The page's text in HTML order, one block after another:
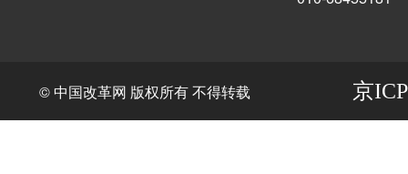
© 中国改革网 版权所有 不得转载 京